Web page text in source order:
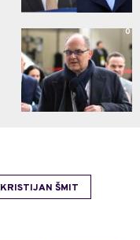
0
KRISTIJAN ŠMIT